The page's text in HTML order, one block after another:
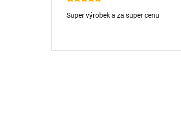
Super výrobek a za super cenu